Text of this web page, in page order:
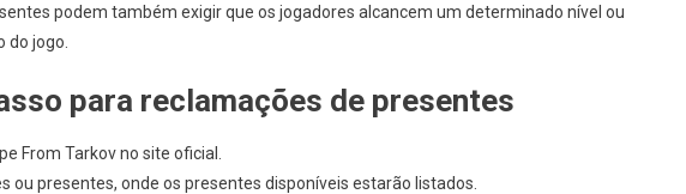
podem também exigir que os jogadores alcancem um determinado nível ou
jogo.
para reclamações de presentes
From Tarkov no site oficial.
ou presentes, onde os presentes disponíveis estarão listados.